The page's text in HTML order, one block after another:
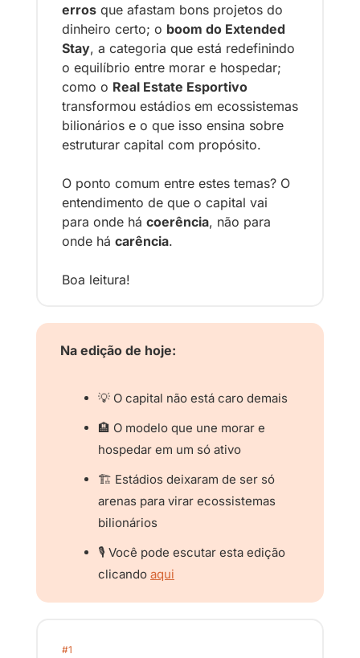
erros que afastam bons projetos do
dinheiro certo; o boom do Extended
Stay, a categoria que está redefinindo
o equilíbrio entre morar e hospedar;
como o Real Estate Esportivo
transformou estádios em ecossistemas
bilionários e o que isso ensina sobre
estruturar capital com propósito.
O ponto comum entre estes temas? O
entendimento de que o capital vai
para onde há coerência, não para
onde há carência.
Boa leitura!
Na edição de hoje:
💡 O capital não está caro demais
🏨 O modelo que une morar e
hospedar em um só ativo
🏗️ Estádios deixaram de ser só
arenas para virar ecossistemas
bilionários
🎙️ Você pode escutar esta edição
clicando aqui
#1